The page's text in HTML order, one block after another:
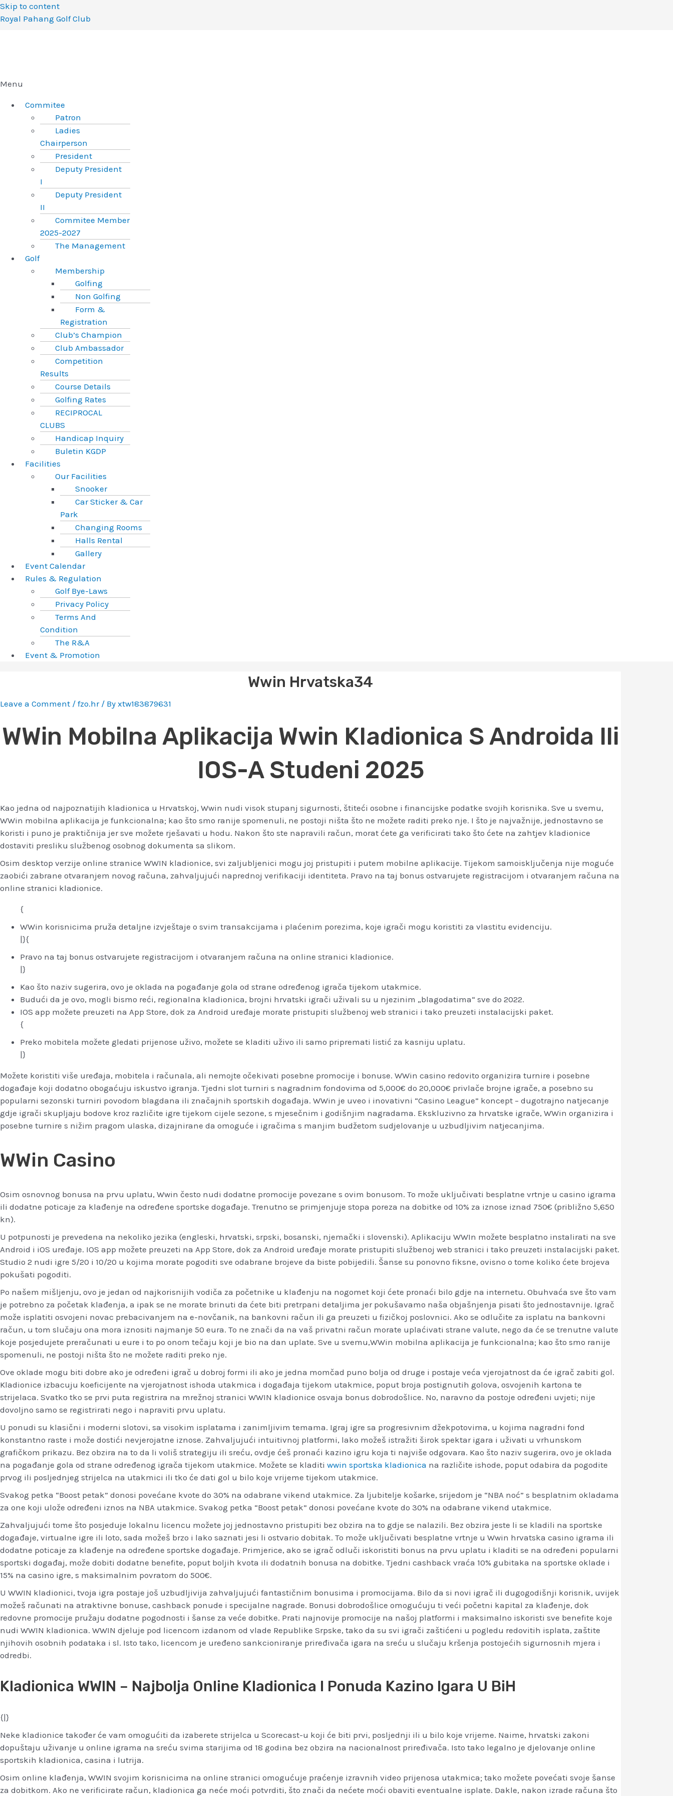
Skip to content
Royal Pahang Golf Club
Menu
Commitee
Patron
Ladies
Chairperson
President
Deputy President
I
Deputy President
II
Commitee Member
2025-2027
The Management
Golf
Membership
Golfing
Non Golfing
Form &
Registration
Club’s Champion
Club Ambassador
Competition
Results
Course Details
Golfing Rates
RECIPROCAL
CLUBS
Handicap Inquiry
Buletin KGDP
Facilities
Our Facilities
Snooker
Car Sticker & Car
Park
Changing Rooms
Halls Rental
Gallery
Event Calendar
Rules & Regulation
Golf Bye-Laws
Privacy Policy
Terms And
Condition
The R&A
Event & Promotion
Wwin Hrvatska34
Leave a Comment / fzo.hr/ By xtw183879631
WWin Mobilna Aplikacija Wwin Kladionica S Androida Ili
IOS-A Studeni 2025
Kao jedna od najpoznatijih kladionica u Hrvatskoj, Wwin nudi visok stupanj sigurnosti, štiteći osobne i financijske podatke svojih korisnika. Sve u svemu,
WWin mobilna aplikacija je funkcionalna; kao što smo ranije spomenuli, ne postoji ništa što ne možete raditi preko nje. I što je najvažnije, jednostavno se
koristi i puno je praktičnija jer sve možete rješavati u hodu. Nakon što ste napravili račun, morat ćete ga verificirati tako što ćete na zahtjev kladionice
dostaviti presliku službenog osobnog dokumenta sa slikom.
Osim desktop verzije online stranice WWIN kladionice, svi zaljubljenici mogu joj pristupiti i putem mobilne aplikacije. Tijekom samoisključenja nije moguće
zaobići zabrane otvaranjem novog računa, zahvaljujući naprednoj verifikaciji identiteta. Pravo na taj bonus ostvarujete registracijom i otvaranjem računa na
online stranici kladionice.
{
WWin korisnicima pruža detaljne izvještaje o svim transakcijama i plaćenim porezima, koje igrači mogu koristiti za vlastitu evidenciju.
|}{
Pravo na taj bonus ostvarujete registracijom i otvaranjem računa na online stranici kladionice.
|}
Kao što naziv sugerira, ovo je oklada na pogađanje gola od strane određenog igrača tijekom utakmice.
Budući da je ovo, mogli bismo reći, regionalna kladionica, brojni hrvatski igrači uživali su u njezinim „blagodatima“ sve do 2022.
IOS app možete preuzeti na App Store, dok za Android uređaje morate pristupiti službenoj web stranici i tako preuzeti instalacijski paket.
{
Preko mobitela možete gledati prijenose uživo, možete se kladiti uživo ili samo pripremati listić za kasniju uplatu.
|}
Možete koristiti više uređaja, mobitela i računala, ali nemojte očekivati posebne promocije i bonuse. WWin casino redovito organizira turnire i posebne
događaje koji dodatno obogaćuju iskustvo igranja. Tjedni slot turniri s nagradnim fondovima od 5,000€ do 20,000€ privlače brojne igrače, a posebno su
popularni sezonski turniri povodom blagdana ili značajnih sportskih događaja. WWin je uveo i inovativni “Casino League” koncept – dugotrajno natjecanje
gdje igrači skupljaju bodove kroz različite igre tijekom cijele sezone, s mjesečnim i godišnjim nagradama. Ekskluzivno za hrvatske igrače, WWin organizira i
posebne turnire s nižim pragom ulaska, dizajnirane da omoguće i igračima s manjim budžetom sudjelovanje u uzbudljivim natjecanjima.
WWin Casino
Osim osnovnog bonusa na prvu uplatu, Wwin često nudi dodatne promocije povezane s ovim bonusom. To može uključivati besplatne vrtnje u casino igrama
ili dodatne poticaje za klađenje na određene sportske događaje. Trenutno se primjenjuje stopa poreza na dobitke od 10% za iznose iznad 750€ (približno 5,650
kn).
U potpunosti je prevedena na nekoliko jezika (engleski, hrvatski, srpski, bosanski, njemački i slovenski). Aplikaciju WWIn možete besplatno instalirati na sve
Android i iOS uređaje. IOS app možete preuzeti na App Store, dok za Android uređaje morate pristupiti službenoj web stranici i tako preuzeti instalacijski paket.
Studio 2 nudi igre 5/20 i 10/20 u kojima morate pogoditi sve odabrane brojeve da biste pobijedili. Šanse su ponovno fiksne, ovisno o tome koliko ćete brojeva
pokušati pogoditi.
Po našem mišljenju, ovo je jedan od najkorisnijih vodiča za početnike u klađenju na nogomet koji ćete pronaći bilo gdje na internetu. Obuhvaća sve što vam
je potrebno za početak klađenja, a ipak se ne morate brinuti da ćete biti pretrpani detaljima jer pokušavamo naša objašnjenja pisati što jednostavnije. Igrač
može isplatiti osvojeni novac prebacivanjem na e-novčanik, na bankovni račun ili ga preuzeti u fizičkoj poslovnici. Ako se odlučite za isplatu na bankovni
račun, u tom slučaju ona mora iznositi najmanje 50 eura. To ne znači da na vaš privatni račun morate uplaćivati strane valute, nego da će se trenutne valute
koje posjedujete preračunati u eure i to po onom tečaju koji je bio na dan uplate. Sve u svemu,WWin mobilna aplikacija je funkcionalna; kao što smo ranije
spomenuli, ne postoji ništa što ne možete raditi preko nje.
Ove oklade mogu biti dobre ako je određeni igrač u dobroj formi ili ako je jedna momčad puno bolja od druge i postaje veća vjerojatnost da će igrač zabiti gol.
Kladionice izbacuju koeficijente na vjerojatnost ishoda utakmica i događaja tijekom utakmice, poput broja postignutih golova, osvojenih kartona te
strijelaca. Svatko tko se prvi puta registrira na mrežnoj stranici WWIN kladionice osvaja bonus dobrodošlice. No, naravno da postoje određeni uvjeti; nije
dovoljno samo se registrirati nego i napraviti prvu uplatu.
U ponudi su klasični i moderni slotovi, sa visokim isplatama i zanimljivim temama. Igraj igre sa progresivnim džekpotovima, u kojima nagradni fond
konstantno raste i može dostići nevjerojatne iznose. Zahvaljujući intuitivnoj platformi, lako možeš istražiti širok spektar igara i uživati u vrhunskom
grafičkom prikazu. Bez obzira na to da li voliš strategiju ili sreću, ovdje ćeš pronaći kazino igru koja ti najviše odgovara. Kao što naziv sugerira, ovo je oklada
na pogađanje gola od strane određenog igrača tijekom utakmice. Možete se kladiti wwin sportska kladionica na različite ishode, poput odabira da pogodite
prvog ili posljednjeg strijelca na utakmici ili tko će dati gol u bilo koje vrijeme tijekom utakmice.
Svakog petka “Boost petak” donosi povećane kvote do 30% na odabrane vikend utakmice. Za ljubitelje košarke, srijedom je “NBA noć” s besplatnim okladama
za one koji ulože određeni iznos na NBA utakmice. Svakog petka “Boost petak” donosi povećane kvote do 30% na odabrane vikend utakmice.
Zahvaljujući tome što posjeduje lokalnu licencu možete joj jednostavno pristupiti bez obzira na to gdje se nalazili. Bez obzira jeste li se kladili na sportske
događaje, virtualne igre ili loto, sada možeš brzo i lako saznati jesi li ostvario dobitak. To može uključivati besplatne vrtnje u Wwin hrvatska casino igrama ili
dodatne poticaje za klađenje na određene sportske događaje. Primjerice, ako se igrač odluči iskoristiti bonus na prvu uplatu i kladiti se na određeni popularni
sportski događaj, može dobiti dodatne benefite, poput boljih kvota ili dodatnih bonusa na dobitke. Tjedni cashback vraća 10% gubitaka na sportske oklade i
15% na casino igre, s maksimalnim povratom do 500€.
U WWIN kladionici, tvoja igra postaje još uzbudljivija zahvaljujući fantastičnim bonusima i promocijama. Bilo da si novi igrač ili dugogodišnji korisnik, uvijek
možeš računati na atraktivne bonuse, cashback ponude i specijalne nagrade. Bonusi dobrodošlice omogućuju ti veći početni kapital za klađenje, dok
redovne promocije pružaju dodatne pogodnosti i šanse za veće dobitke. Prati najnovije promocije na našoj platformi i maksimalno iskoristi sve benefite koje
nudi WWIN kladionica. WWIN djeluje pod licencom izdanom od vlade Republike Srpske, tako da su svi igrači zaštićeni u pogledu redovitih isplata, zaštite
njihovih osobnih podataka i sl. Isto tako, licencom je uređeno sankcioniranje priređivača igara na sreću u slučaju kršenja postojećih sigurnosnih mjera i
odredbi.
Kladionica WWIN – Najbolja Online Kladionica I Ponuda Kazino Igara U BiH
{|}
Neke kladionice također će vam omogućiti da izaberete strijelca u Scorecast-u koji će biti prvi, posljednji ili u bilo koje vrijeme. Naime, hrvatski zakoni
dopuštaju uživanje u online igrama na sreću svima starijima od 18 godina bez obzira na nacionalnost priređivača. Isto tako legalno je djelovanje online
sportskih kladionica, casina i lutrija.
Osim online klađenja, WWIN svojim korisnicima na online stranici omogućuje praćenje izravnih video prijenosa utakmica; tako možete povećati svoje šanse
za dobitkom. Ako ne verificirate račun, kladionica ga neće moći potvrditi, što znači da nećete moći obaviti eventualne isplate. Dakle, nakon izrade računa što